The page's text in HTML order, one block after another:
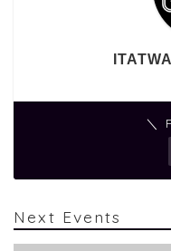
＼
Next Events